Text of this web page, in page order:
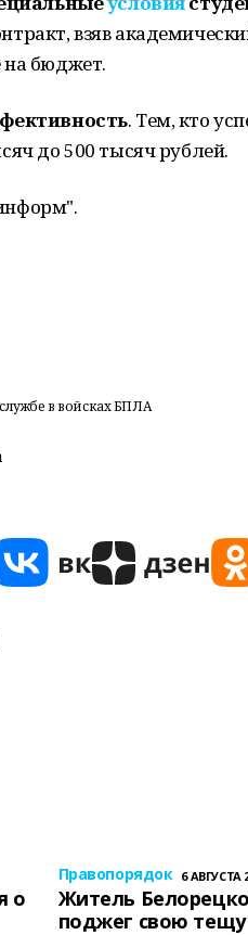
взяв
на бюджет.
. Тем, кто
до 500 тысяч рублей.
в войсках БПЛА
о
Правопорядок 6 АВГУСТА
Житель
поджег свою тещу